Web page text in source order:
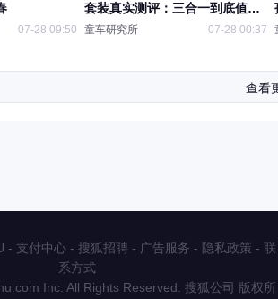
07-28 09:50
套装真实测评：三合一到底值不
值？对比britax后我果断选了它
童车研究所 07-28 00:37
查看
- 支付中心 - 搜狐招聘 - 广告服务 - 隐私政策 - 联
系方式
Inc. All Rights Reserved. 搜狐公司 版权所